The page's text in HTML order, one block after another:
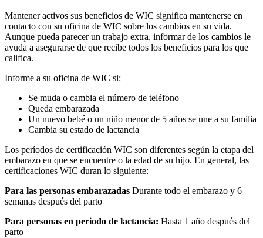
Mantener activos sus beneficios de WIC significa mantenerse en
contacto con su oficina de WIC sobre los cambios en su vida.
Aunque pueda parecer un trabajo extra, informar de los cambios le
ayuda a asegurarse de que recibe todos los beneficios para los que
califica.
Informe a su oficina de WIC si:
Se muda o cambia el número de teléfono
Queda embarazada
Un nuevo bebé o un niño menor de 5 años se une a su familia
Cambia su estado de lactancia
Los períodos de certificación WIC son diferentes según la etapa del
embarazo en que se encuentre o la edad de su hijo. En general, las
certificaciones WIC duran lo siguiente:
Para las personas embarazadas Durante todo el embarazo y 6
semanas después del parto
Para personas en periodo de lactancia: Hasta 1 año después del
parto